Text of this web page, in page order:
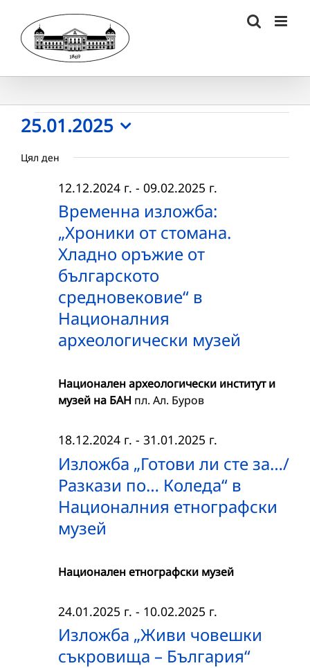
content
Събития
for
25.01.2025
25.01.2025
date.
Цял ден
Временна изложба:
„Хроники от стомана.
Хладно оръжие от
българското
средновековие“ в
Националния
археологически музей
12.12.2024 г. - 09.02.2025 г.
Национален археологически институт и
музей на БАН пл. Ал. Буров
Изложба „Готови ли сте за…/
Разкази по… Коледа“ в
Националния етнографски
музей
18.12.2024 г. - 31.01.2025 г.
Национален етнографски музей
Изложба „Живи човешки
съкровища – България“
24.01.2025 г. - 10.02.2025 г.